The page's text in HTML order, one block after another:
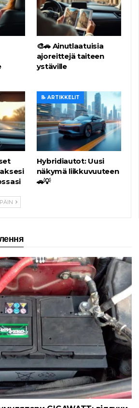
🎨🚗 Ainutlaatuisia
ajoreittejä taiteen
ystäville
📝 ARTIKKELIT
Hybridiautot: Uusi
näkymä liikkuvuuteen
🚗💡